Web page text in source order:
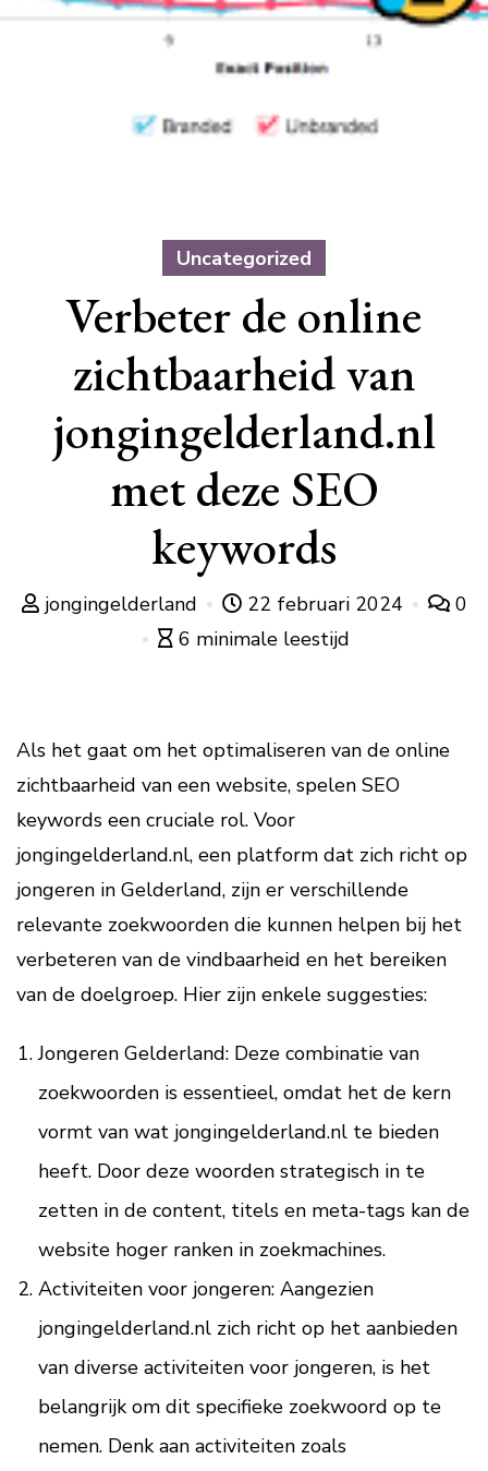
Uncategorized
Verbeter de online
zichtbaarheid van
jongingelderland.nl
met deze SEO
keywords
jongingelderland 22 februari 2024
0
6 minimale leestijd
Als het gaat om het optimaliseren van de online
zichtbaarheid van een website, spelen SEO
keywords een cruciale rol. Voor
jongingelderland.nl, een platform dat zich richt op
jongeren in Gelderland, zijn er verschillende
relevante zoekwoorden die kunnen helpen bij het
verbeteren van de vindbaarheid en het bereiken
van de doelgroep. Hier zijn enkele suggesties:
Jongeren Gelderland: Deze combinatie van
zoekwoorden is essentieel, omdat het de kern
vormt van wat jongingelderland.nl te bieden
heeft. Door deze woorden strategisch in te
zetten in de content, titels en meta-tags kan de
website hoger ranken in zoekmachines.
Activiteiten voor jongeren: Aangezien
jongingelderland.nl zich richt op het aanbieden
van diverse activiteiten voor jongeren, is het
belangrijk om dit specifieke zoekwoord op te
nemen. Denk aan activiteiten zoals